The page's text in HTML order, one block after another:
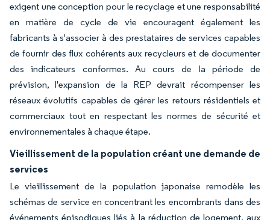
exigent une conception pour le recyclage et une responsabilité
en matière de cycle de vie encouragent également les
fabricants à s'associer à des prestataires de services capables
de fournir des flux cohérents aux recycleurs et de documenter
des indicateurs conformes. Au cours de la période de
prévision, l'expansion de la REP devrait récompenser les
réseaux évolutifs capables de gérer les retours résidentiels et
commerciaux tout en respectant les normes de sécurité et
environnementales à chaque étape.
Vieillissement de la population créant une demande de
services
Le vieillissement de la population japonaise remodèle les
schémas de service en concentrant les encombrants dans des
événements épisodiques liés à la réduction de logement, aux